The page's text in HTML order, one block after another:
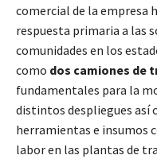
comercial de la empresa
respuesta primaria a las
comunidades en los
como dos camiones de
fundamentales para la
distintos despliegues así
herramientas e insumos
labor en las plantas de